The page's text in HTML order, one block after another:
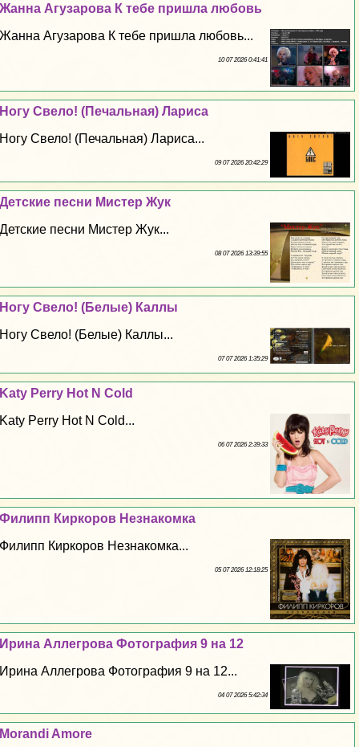
Жанна Агузарова К тебе пришла любовь
Жанна Агузарова К тебе пришла любовь...
10 07 2026 0:41:41
Ногу Свело! (Печальная) Лариса
Ногу Свело! (Печальная) Лариса...
09 07 2026 20:42:29
Детские песни Мистер Жук
Детские песни Мистер Жук...
08 07 2026 13:39:55
Ногу Свело! (Белые) Каллы
Ногу Свело! (Белые) Каллы...
07 07 2026 1:35:29
Katy Perry Hot N Cold
Katy Perry Hot N Cold...
06 07 2026 2:39:33
Филипп Киркоров Незнакомка
Филипп Киркоров Незнакомка...
05 07 2026 12:18:25
Ирина Аллегрова Фотография 9 на 12
Ирина Аллегрова Фотография 9 на 12...
04 07 2026 5:42:34
Morandi Amore